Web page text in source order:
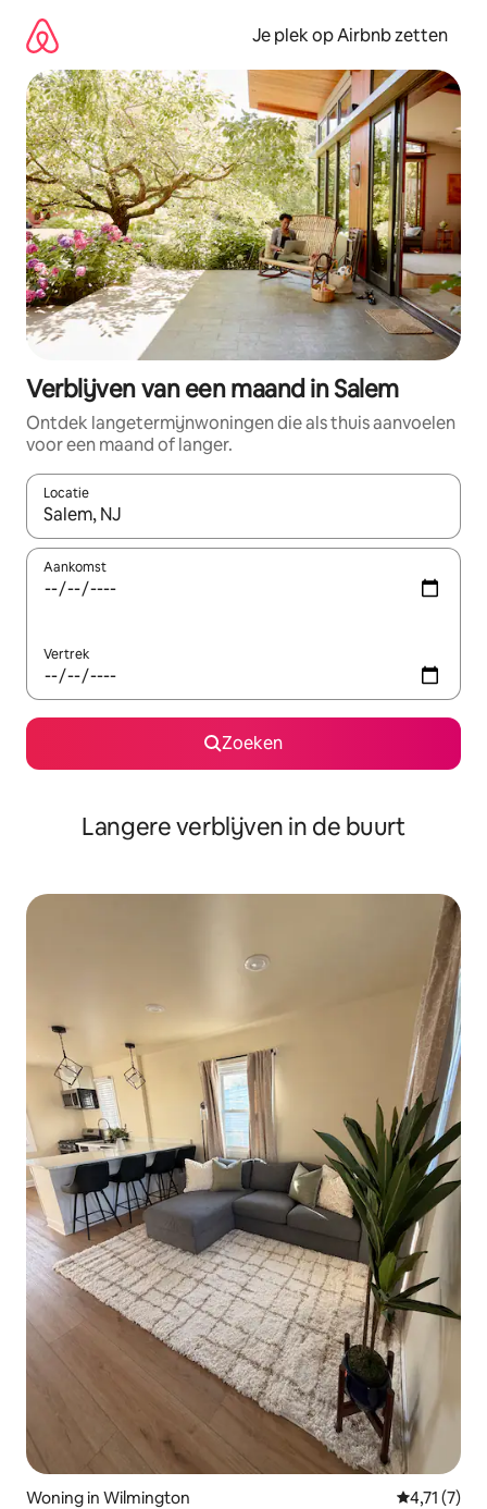
direct
naar
inhoud
Je plek op Airbnb zetten
Verblijven van een maand in Salem
Ontdek langetermijnwoningen die als thuis aanvoelen
voor een maand of langer.
Locatie
Wanneer er resultaten beschikbaar zijn, maak je een keuze
Aankomst
Vertrek
Zoeken
Langere verblijven in de buurt
Woning in Wilmington
4,71 (7)